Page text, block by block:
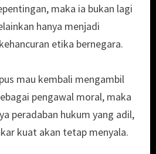
maka ia bukan lagi
hanya menjadi
etika bernegara.
mau kembali mengambil
pengawal moral, maka
peradaban hukum yang adil,
kuat akan tetap menyala.